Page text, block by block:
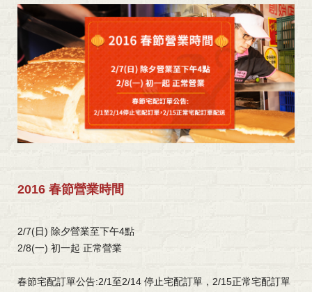
2016 春節營業時間
2/7(日) 除夕營業至下午4點
2/8(一) 初一起 正常營業
春節宅配訂單公告:2/1至2/14 停止宅配訂單，2/15正常宅配訂單